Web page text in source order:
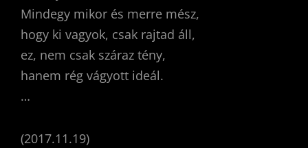
Mindegy mikor és merre mész,
hogy ki vagyok, csak rajtad áll,
ez, nem csak száraz tény,
hanem rég vágyott ideál.
…
(2017.11.19)